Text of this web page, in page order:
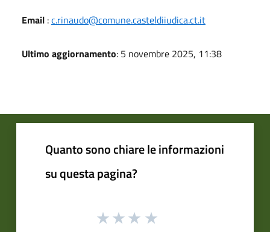
Email :c.rinaudo@comune.casteldiiudica.ct.it
Ultimo aggiornamento: 5 novembre 2025, 11:38
Quanto sono chiare le informazioni
su questa pagina?